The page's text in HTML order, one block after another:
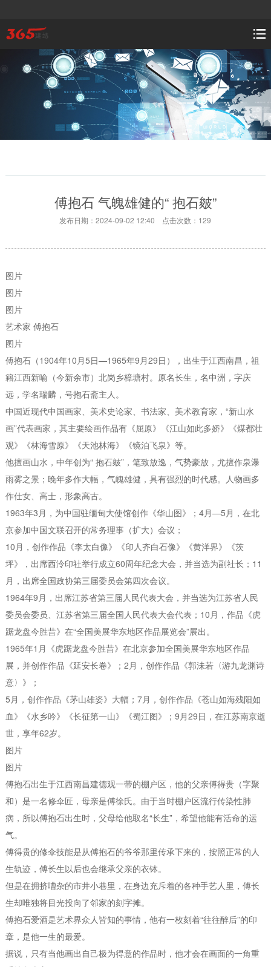
傅抱石 气魄雄健的“ 抱石皴”
发布日期：2024-09-02 12:40 点击次数：129
图片
图片
图片
艺术家 傅抱石
图片
傅抱石（1904年10月5日—1965年9月29日），出生于江西南昌，祖
籍江西新喻（今新余市）北岗乡樟塘村。原名长生，名中洲，字庆
远，学名瑞麟，号抱石斋主人。
中国近现代中国画家、美术史论家、书法家、美术教育家，“新山水
画”代表画家，其主要绘画作品有《屈原》《江山如此多娇》《煤都壮
观》《林海雪原》《天池林海》《镜泊飞泉》等。
他擅画山水，中年创为“ 抱石皴”，笔致放逸，气势豪放，尤擅作泉瀑
雨雾之景；晚年多作大幅，气魄雄健，具有强烈的时代感。人物画多
作仕女、高士，形象高古。
1963年3月，为中国驻缅甸大使馆创作《华山图》；4月—5月，在北
京参加中国文联召开的常务理事（扩大）会议；
10月，创作作品《李太白像》《印人齐白石像》《黄洋界》《茨
坪》，出席西泠印社举行成立60周年纪念大会，并当选为副社长；11
月，出席全国政协第三届委员会第四次会议。
1964年9月，出席江苏省第三届人民代表大会，并当选为江苏省人民
委员会委员、江苏省第三届全国人民代表大会代表；10月，作品《虎
踞龙盘今胜昔》在“全国美展华东地区作品展览会”展出。
1965年1月《虎踞龙盘今胜昔》在北京参加全国美展华东地区作品
展，并创作作品《延安长卷》；2月，创作作品《郭沬若〈游九龙渊诗
意〉》；
5月，创作作品《茅山雄姿》大幅；7月，创作作品《苍山如海残阳如
血》《水乡吟》《长征第一山》《蜀江图》；9月29日，在江苏南京逝
世，享年62岁。
图片
图片
傅抱石出生于江西南昌建德观一带的棚户区，他的父亲傅得贵（字聚
和）是一名修伞匠，母亲是傅徐氏。由于当时棚户区流行传染性肺
病，所以傅抱石出生时，父母给他取名“长生”，希望他能有活命的运
气。
傅得贵的修伞技能是从傅抱石的爷爷那里传承下来的，按照正常的人
生轨迹，傅长生以后也会继承父亲的衣钵。
但是在拥挤嘈杂的市井小巷里，在身边充斥着的各种手艺人里，傅长
生却唯独将目光投向了邻家的刻字摊。
傅抱石爱酒是艺术界众人皆知的事情，他有一枚刻着“往往醉后”的印
章，是他一生的最爱。
据说，只有当他画出自己极为得意的作品时，他才会在画面的一角重